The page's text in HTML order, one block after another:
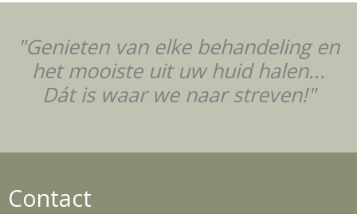
"Genieten van elke behandeling en
het mooiste uit uw huid halen...
Dát is waar we naar streven!"
Contact